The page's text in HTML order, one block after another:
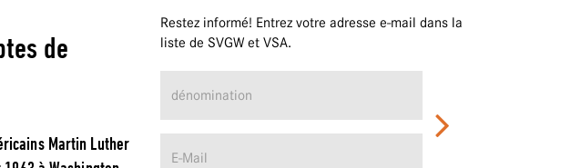
de
Martin Luther
Restez informé! Entrez votre adresse e-mail dans la
liste de SVGW et VSA.